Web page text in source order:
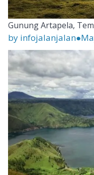
Gunung Artapela,
by infojalanjalan●